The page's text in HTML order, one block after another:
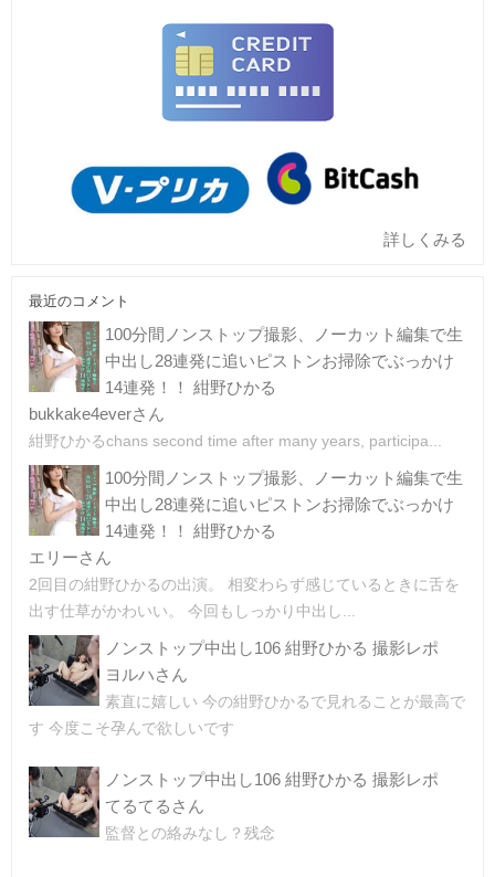
詳しくみる
最近のコメント
100分間ノンストップ撮影、ノーカット編集で生
中出し28連発に追いピストンお掃除でぶっかけ
14連発！！ 紺野ひかる
bukkake4everさん
紺野ひかるchans second time after many years, participa...
100分間ノンストップ撮影、ノーカット編集で生
中出し28連発に追いピストンお掃除でぶっかけ
14連発！！ 紺野ひかる
エリーさん
2回目の紺野ひかるの出演。 相変わらず感じているときに舌を
出す仕草がかわいい。 今回もしっかり中出し...
ノンストップ中出し106 紺野ひかる 撮影レポ
ヨルハさん
素直に嬉しい 今の紺野ひかるで見れることが最高で
す 今度こそ孕んで欲しいです
ノンストップ中出し106 紺野ひかる 撮影レポ
てるてるさん
監督との絡みなし？残念